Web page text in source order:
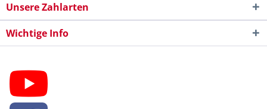
Unsere Zahlarten
Wichtige Info